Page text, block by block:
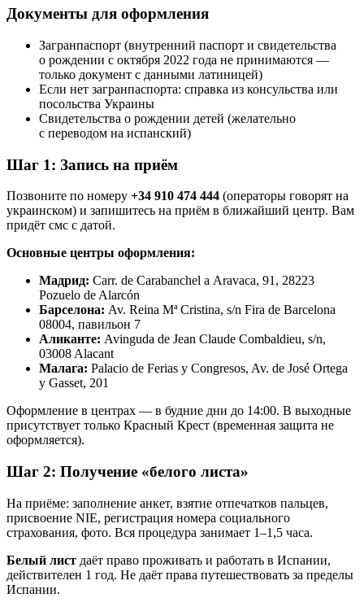
Документы для оформления
Загранпаспорт (внутренний паспорт и свидетельства
о рождении с октября 2022 года не принимаются —
только документ с данными латиницей)
Если нет загранпаспорта: справка из консульства или
посольства Украины
Свидетельства о рождении детей (желательно
с переводом на испанский)
Шаг 1: Запись на приём
Позвоните по номеру +34 910 474 444 (операторы говорят на
украинском) и запишитесь на приём в ближайший центр. Вам
придёт смс с датой.
Основные центры оформления:
Мадрид: Carr. de Carabanchel a Aravaca, 91, 28223
Pozuelo de Alarcón
Барселона: Av. Reina Mª Cristina, s/n Fira de Barcelona
08004, павильон 7
Аликанте: Avinguda de Jean Claude Combaldieu, s/n,
03008 Alacant
Малага: Palacio de Ferias y Congresos, Av. de José Ortega
y Gasset, 201
Оформление в центрах — в будние дни до 14:00. В выходные
присутствует только Красный Крест (временная защита не
оформляется).
Шаг 2: Получение «белого листа»
На приёме: заполнение анкет, взятие отпечатков пальцев,
присвоение NIE, регистрация номера социального
страхования, фото. Вся процедура занимает 1–1,5 часа.
Белый лист даёт право проживать и работать в Испании,
действителен 1 год. Не даёт права путешествовать за пределы
Испании.